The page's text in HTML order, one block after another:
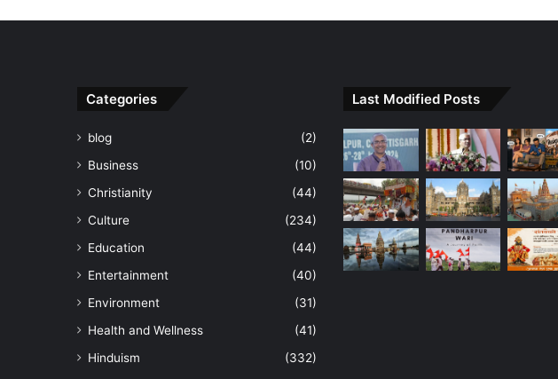
Categories
blog
(2)
Business
(10)
Christianity
(44)
Culture
(234)
Education
(44)
Entertainment
(40)
Environment
(31)
Health and Wellness
(41)
Hinduism
(332)
Last Modified Posts